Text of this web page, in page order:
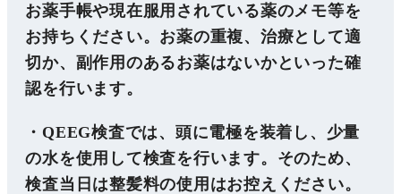
お薬手帳や現在服用されている薬のメモ等を
お持ちください。お薬の重複、治療として適
切か、副作用のあるお薬はないかといった確
認を行います。
・QEEG検査では、頭に電極を装着し、少量
の水を使用して検査を行います。そのため、
検査当日は整髪料の使用はお控えください。